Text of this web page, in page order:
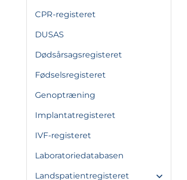
CPR-registeret
DUSAS
Dødsårsagsregisteret
Fødselsregisteret
Genoptræning
Implantatregisteret
IVF-registeret
Laboratoriedatabasen
Landspatientregisteret